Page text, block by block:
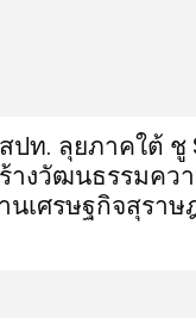
ปท. ลุยภาคใต้ ชู
างวัฒนธรรมคว
นเศรษฐกิจสุราษ